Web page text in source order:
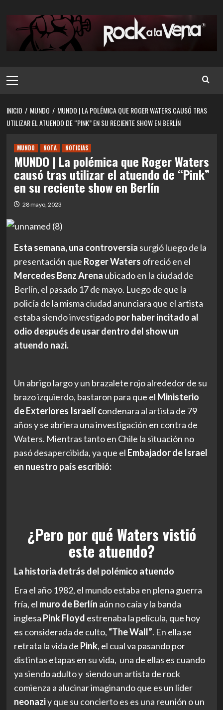
contenido
principal
INICIO MUNDO
MUNDO | LA POLÉMICA QUE ROGER WATERS CAUSÓ TRAS
UTILIZAR EL ATUENDO DE “PINK” EN SU RECIENTE SHOW EN BERLÍN
MUNDO NOTA NOTICIAS
MUNDO | La polémica que Roger Waters
causó tras utilizar el atuendo de “Pink”
en su reciente show en Berlín
28 mayo, 2023
Esta semana, una controversia surgió luego de la
presentación que Roger Waters ofreció en el
Mercedes Benz Arena ubicado en la ciudad de
Berlín, el pasado 17 de mayo. Luego de que la
policía de la misma ciudad anunciara que el artista
estaba siendo investigadopor haber incitado al
odio después de usar dentro del show un
atuendo nazi.
Un abrigo largo y un brazalete rojo alrededor de su
brazo izquierdo, bastaron para que el Ministerio
de Exteriores Israelí condenara al artista de 79
años y se abriera una investigación en contra de
Waters. Mientras tanto en Chile la situación no
pasó desapercibida, ya que el Embajador de Israel
en nuestro país escribió:
¿Pero por qué Waters vistió
este atuendo?
La historia detrás del polémico atuendo
Era el año 1982, el mundo estaba en plena guerra
fría, el muro de Berlín aún no caía y la banda
inglesa Pink Floyd estrenaba la película, que hoy
es considerada de culto, “The Wall”. En ella se
retrata la vida de Pink, el cual va pasando por
distintas etapas en su vida, una de ellas es cuando
ya siendo adulto y siendo un artista de rock
comienza a alucinar imaginando que es un líder
neonaziy que su concierto es es una reunión o un